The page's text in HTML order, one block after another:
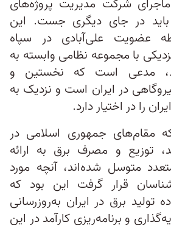
شرکت مدیریت پروژه‌های
باید در جای دیگری جست. این
عضویت علی‌آبادی در سپاه
با مجموعه نظامی وابسته به
مدعی است که نخستین و
در ایران است و نزدیک به
مقام‌های جمهوری اسلامی در
توزیع و مصرف برق به ارائه
متوسل شده‌اند، آنچه مورد
قرار گرفت این بود که
تولید برق در ایران به‌روزرسانی
و برنامه‌ریزی کارآمد در این